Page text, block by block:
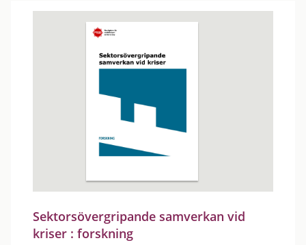
Sektorsövergripande samverkan vid
kriser : forskning